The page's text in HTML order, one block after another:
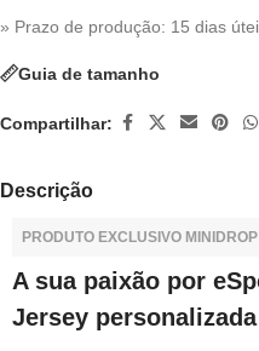
» Prazo de produção: 15 dias
Guia de tamanho
Compartilhar:
Descrição
PRODUTO EXCLUSIVO MINIDROP
A sua paixão por
Jersey